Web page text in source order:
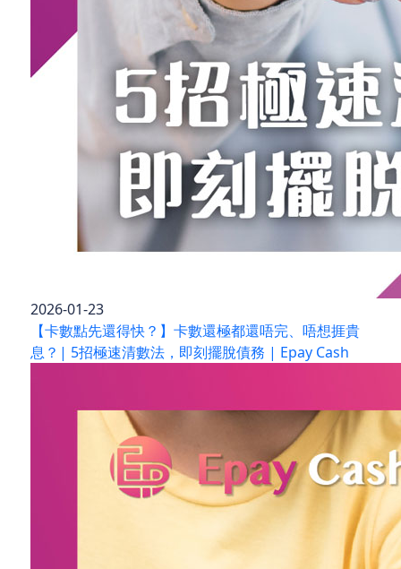
2026-01-23
【卡數點先還得快？】卡數還極都還唔完、唔想捱貴
息？| 5招極速清數法，即刻擺脫債務 | Epay Cash